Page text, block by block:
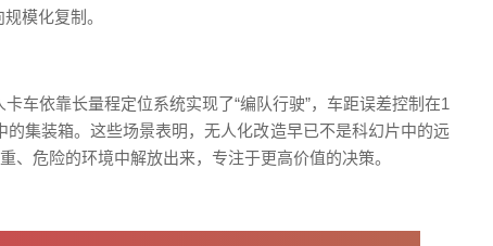
模化复制。
车依靠长量程定位系统实现了“编队行驶”，车距误差控制在1
集装箱。这些场景表明，无人化改造早已不是科幻片中的远
危险的环境中解放出来，专注于更高价值的决策。